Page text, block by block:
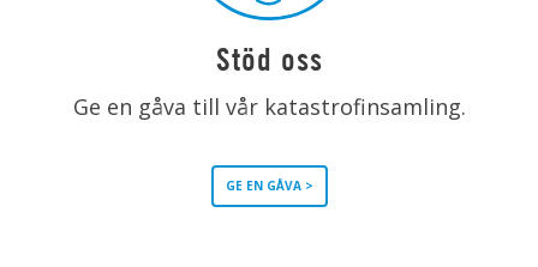
Stöd oss
Ge en gåva till vår katastrofinsamling.
GE EN GÅVA >